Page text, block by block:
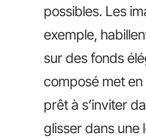
possibles. Les
exemple,
sur des fonds
composé met
prêt à s’inviter
glisser dans une